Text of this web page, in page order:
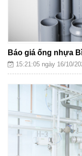
Báo giá ống nhựa
15:21:05 ngày 16/10/